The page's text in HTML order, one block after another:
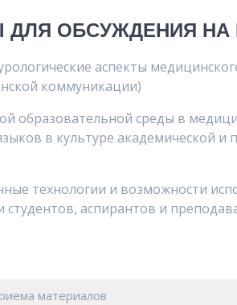
ОБСУЖДЕНИЯ НА
аспекты
коммуникации)
образовательной среды в
в культуре академической и
технологии и возможности
аспирантов и
материалов